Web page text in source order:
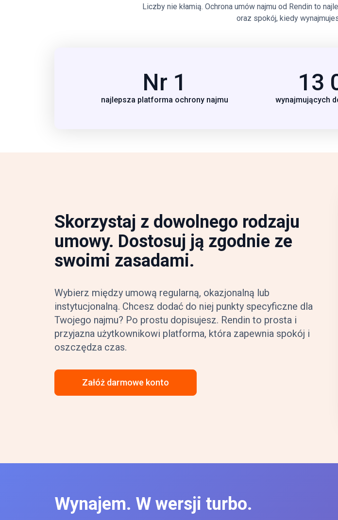
Liczby nie kłamią. Ochrona umów najmu od Rendin to
oraz spokój, kiedy
Nr 1
najlepsza platforma ochrony najmu
13
wynajmujących
Skorzystaj z dowolnego rodzaju
umowy. Dostosuj ją zgodnie ze
swoimi zasadami.
Wybierz między umową regularną, okazjonalną lub
instytucjonalną. Chcesz dodać do niej punkty specyficzne dla
Twojego najmu? Po prostu dopisujesz. Rendin to prosta i
przyjazna użytkownikowi platforma, która zapewnia spokój i
oszczędza czas.
Załóż darmowe konto
Wynajem. W wersji turbo.